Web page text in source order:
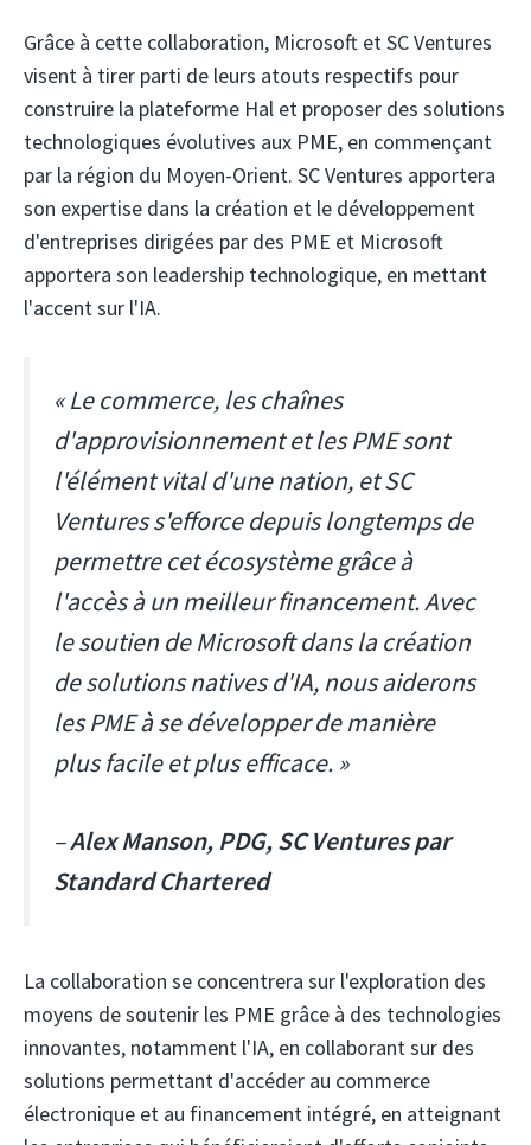
Grâce à cette collaboration, Microsoft et SC Ventures
visent à tirer parti de leurs atouts respectifs pour
construire la plateforme Hal et proposer des solutions
technologiques évolutives aux PME, en commençant
par la région du Moyen-Orient. SC Ventures apportera
son expertise dans la création et le développement
d'entreprises dirigées par des PME et Microsoft
apportera son leadership technologique, en mettant
l'accent sur l'IA.
« Le commerce, les chaînes
d'approvisionnement et les PME sont
l'élément vital d'une nation, et SC
Ventures s'efforce depuis longtemps de
permettre cet écosystème grâce à
l'accès à un meilleur financement. Avec
le soutien de Microsoft dans la création
de solutions natives d'IA, nous aiderons
les PME à se développer de manière
plus facile et plus efficace. »
–Alex Manson, PDG, SC Ventures par
Standard Chartered
La collaboration se concentrera sur l'exploration des
moyens de soutenir les PME grâce à des technologies
innovantes, notamment l'IA, en collaborant sur des
solutions permettant d'accéder au commerce
électronique et au financement intégré, en atteignant